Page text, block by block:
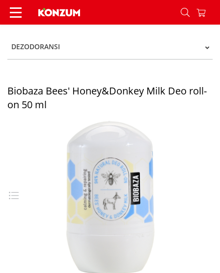
Biobaza Bees' Honey&Donkey Milk Deo roll-on
DEZODORANSI
Biobaza Bees' Honey&Donkey Milk Deo roll-
on 50 ml